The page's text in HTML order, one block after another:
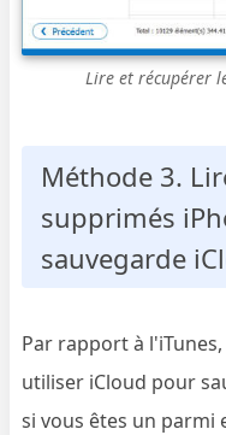
Lire et récupérer
Méthode 3.
supprimés
sauvegarde
Par rapport à
utiliser iCloud pour
si vous êtes un parmi